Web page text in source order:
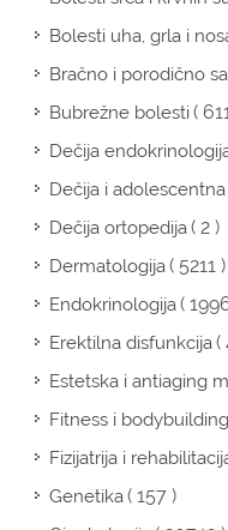
Bolesti uha, grla i
Bračno i porodično
Bubrežne bolesti(
Dečija
Dečija i
Dečija ortopedija( 2 )
Dermatologija( 5211 )
Endokrinologija(
Erektilna disfunkcija(
Estetska i antiaging
Fitness i bodybuilding
Fizijatrija i
Genetika( 157 )